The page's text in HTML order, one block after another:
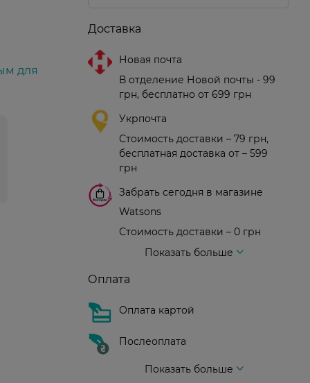
для
Доставка
Новая почта
В отделение Новой почты - 99
грн, бесплатно от 699 грн
Укрпочта
Стоимость доставки – 79 грн,
бесплатная доставка от – 599
грн
Забрать сегодня в магазине
Watsons
Стоимость доставки – 0 грн
Показать больше
Оплата
Оплата картой
Послеоплата
Показать больше